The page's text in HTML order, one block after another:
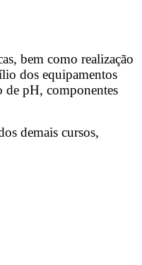
bem como realização
dos equipamentos
de pH, componentes
demais cursos,